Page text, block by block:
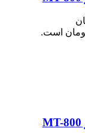
تومان